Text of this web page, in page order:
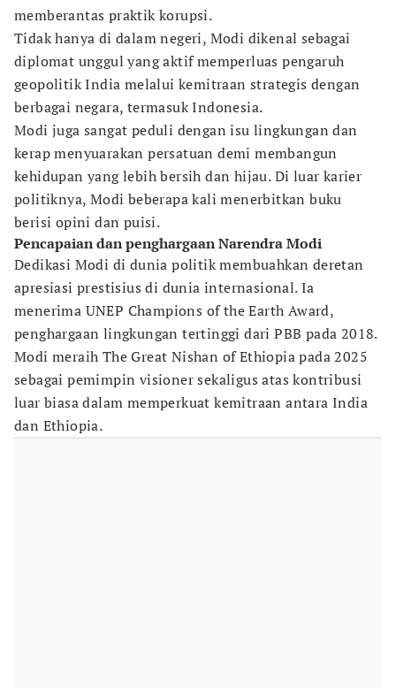
memberantas praktik korupsi.
Tidak hanya di dalam negeri, Modi dikenal sebagai
diplomat unggul yang aktif memperluas pengaruh
geopolitik India melalui kemitraan strategis dengan
berbagai negara, termasuk Indonesia.
Modi juga sangat peduli dengan isu lingkungan dan
kerap menyuarakan persatuan demi membangun
kehidupan yang lebih bersih dan hijau. Di luar karier
politiknya, Modi beberapa kali menerbitkan buku
berisi opini dan puisi.
Pencapaian dan penghargaan Narendra Modi
Dedikasi Modi di dunia politik membuahkan deretan
apresiasi prestisius di dunia internasional. Ia
menerima UNEP Champions of the Earth Award,
penghargaan lingkungan tertinggi dari PBB pada 2018.
Modi meraih The Great Nishan of Ethiopia pada 2025
sebagai pemimpin visioner sekaligus atas kontribusi
luar biasa dalam memperkuat kemitraan antara India
dan Ethiopia.